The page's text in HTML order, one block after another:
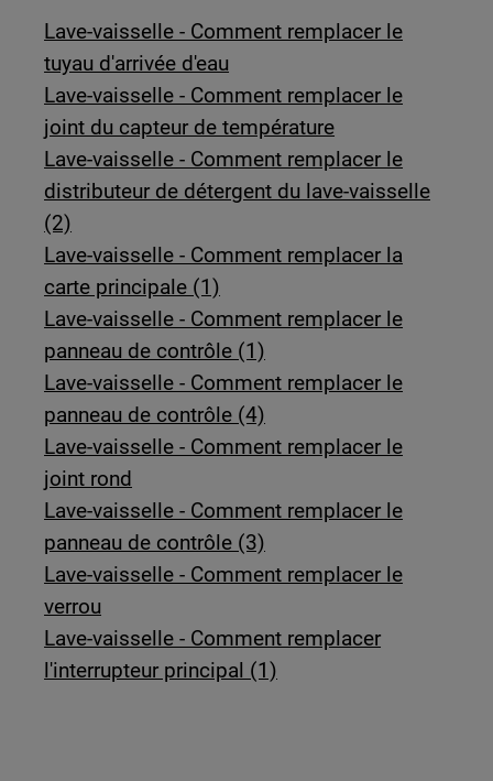
Lave-vaisselle - Comment remplacer le
tuyau d'arrivée d'eau
Lave-vaisselle - Comment remplacer le
joint du capteur de température
Lave-vaisselle - Comment remplacer le
distributeur de détergent du lave-vaisselle
(2)
Lave-vaisselle - Comment remplacer la
carte principale (1)
Lave-vaisselle - Comment remplacer le
panneau de contrôle (1)
Lave-vaisselle - Comment remplacer le
panneau de contrôle (4)
Lave-vaisselle - Comment remplacer le
joint rond
Lave-vaisselle - Comment remplacer le
panneau de contrôle (3)
Lave-vaisselle - Comment remplacer le
verrou
Lave-vaisselle - Comment remplacer
l'interrupteur principal (1)